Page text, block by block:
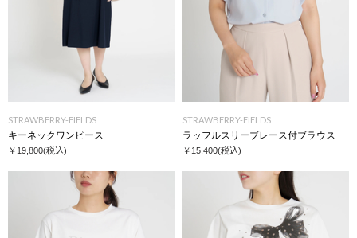
STRAWBERRY-FIELDS
キーネックワンピース
￥19,800(税込)
STRAWBERRY-FIELDS
ラッフルスリーブレース付ブラウス
￥15,400(税込)